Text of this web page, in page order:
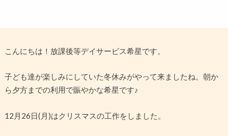
こんにちは！放課後等デイサービス希星です。
子ども達が楽しみにしていた冬休みがやって来ましたね。朝か
ら夕方までの利用で賑やかな希星です♪
12月26日(月)はクリスマスの工作をしました。